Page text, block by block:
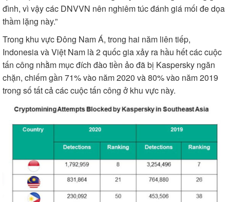
đình, vì vậy các DNVVN nên nghiêm túc đánh giá mối đe dọa
thầm lặng này.”
Trong khu vực Đông Nam Á, trong hai năm liên tiếp,
Indonesia và Việt Nam là 2 quốc gia xảy ra hầu hết các cuộc
tấn công nhằm mục đích đào tiền ảo đã bị Kaspersky ngăn
chặn, chiếm gần 71% vào năm 2020 và 80% vào năm 2019
trong số tất cả các cuộc tấn công ở khu vực này.